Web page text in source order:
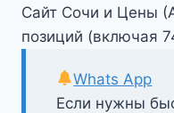
Сайт Сочи и Цены
позиций (включая
Если нужны
Whats App